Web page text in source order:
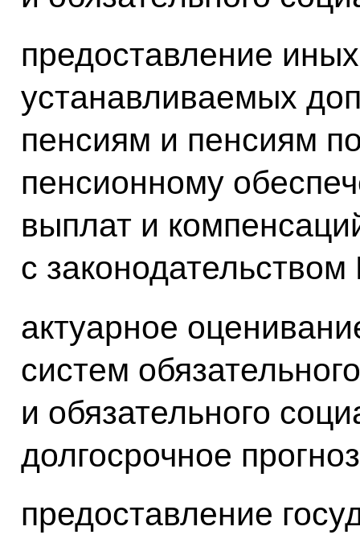
предоставление
устанавливаемых
пенсиям и пенсиям
пенсионному
выплат и
с
актуарное
систем
и обязательного
долгосрочное
предоставление